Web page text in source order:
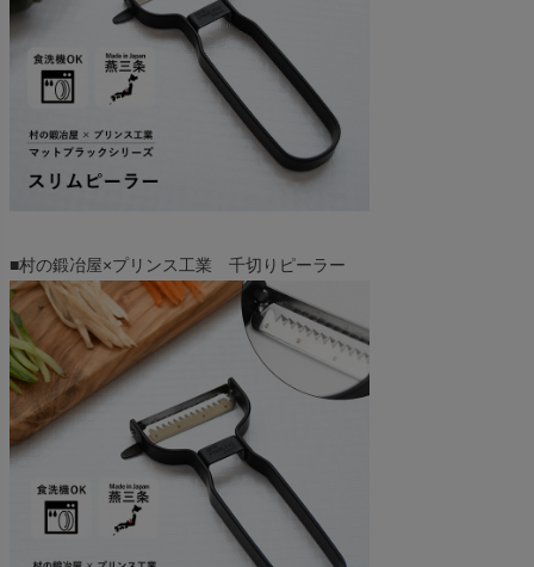
■村の鍛冶屋×プリンス工業 千切りピーラー